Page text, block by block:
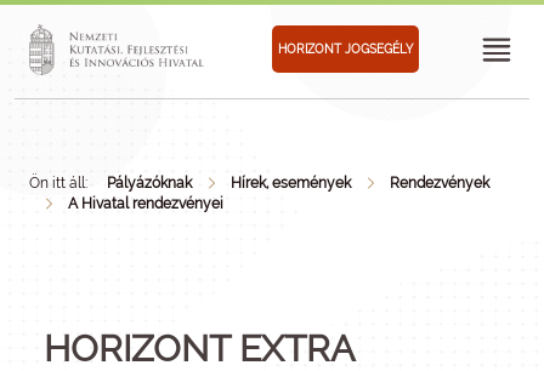
HORIZONT JOGSEGÉLY
Ön itt áll: Pályázóknak Hírek, események
Rendezvények
A Hivatal rendezvényei
HORIZONT EXTRA